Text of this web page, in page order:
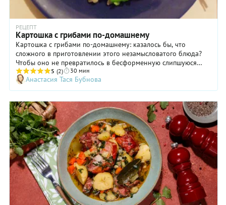
РЕЦЕПТ
Картошка с грибами по-домашнему
Картошка с грибами по-домашнему: казалось бы, что
сложного в приготовлении этого незамысловатого блюда?
Чтобы оно не превратилось в бесформенную слипшуюся
массу, грибы и картошку мы пожарим по отдельности до
золотистой корочки, и только потом соединим. Грибы
можете использовать любые, какие нравятся, главное —
понять сам принцип приготовления. В нашем рецепте —
лесные, с мясистой структурой и глубоким насыщенным
ароматом. Они хоть и требуют более тщательной
предварительной обработки, но результат однозначно стоит
всех потраченных усилий.
5 (2) 30 мин
Анастасия Тася Бубнова